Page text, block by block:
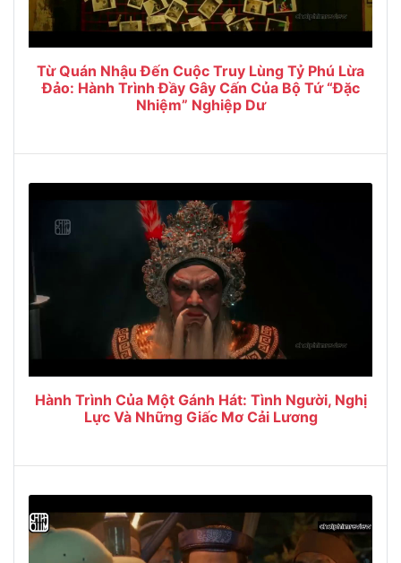
Từ Quán Nhậu Đến Cuộc Truy Lùng Tỷ Phú Lừa
Đảo: Hành Trình Đầy Gây Cấn Của Bộ Tứ “Đặc
Nhiệm” Nghiệp Dư
Hành Trình Của Một Gánh Hát: Tình Người, Nghị
Lực Và Những Giấc Mơ Cải Lương